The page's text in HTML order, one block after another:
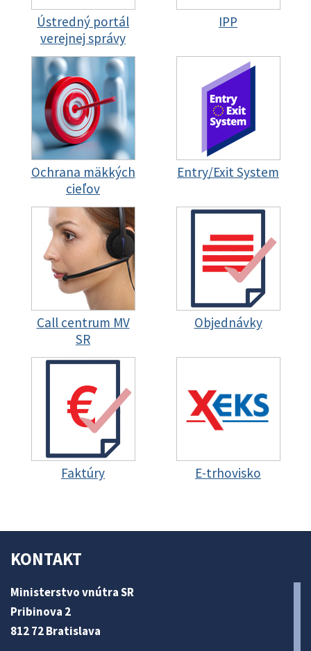
Ústredný portál
verejnej správy
IPP
Ochrana mäkkých
cieľov
Entry/Exit System
Call centrum MV
SR
Objednávky
Faktúry E-trhovisko
KONTAKT
Ministerstvo vnútra SR
Pribinova 2
812 72 Bratislava